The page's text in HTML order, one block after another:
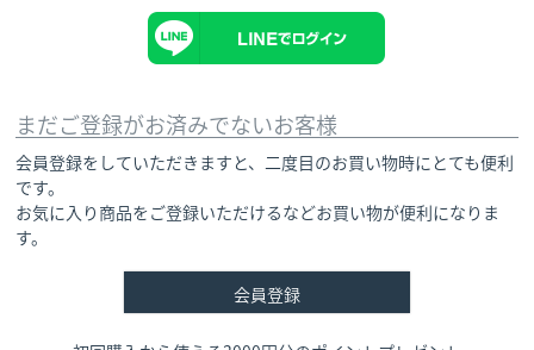
まだご登録がお済みでないお客様
会員登録をしていただきますと、二度目のお買い物時にとても便利
です。
お気に入り商品をご登録いただけるなどお買い物が便利になりま
す。
会員登録